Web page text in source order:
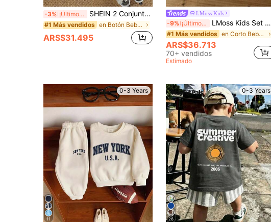
-3% ¡Últimos 3 días SHEIN 2 Conjuntos/4 piezas Bebé y Niño Pequeño 0-3 Años Camisa Polo Blanca de Verano de Manga Corta Conjuntos Holgados Casuales para Playa y Deportes Ropa Exterior para Actividades al Aire Libre para Bebés
#1 Más vendidos en Botón Bebé Niños Camiseta Co-ords
ARS$31.495
LMoss Kids
-9% ¡Últimos 3 días LMoss Kids Set de 6 piezas de camiseta de cuello redondo casual y pantalones cortos de cintura elástica para niño bebé
#1 Más vendidos en Corto Bebé Niños Camiseta Co-ords
ARS$36.713
70+ vendidos
Estimado
0-3 Years
11
0-3 Years
26